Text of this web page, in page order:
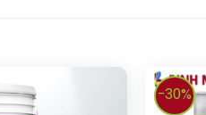
-30%